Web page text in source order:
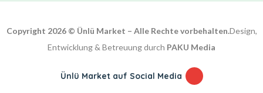
Copyright 2026 © Ünlü Market – Alle Rechte vorbehalten.Design,
Entwicklung & Betreuung durch PAKU Media
Ünlü Market auf Social Media